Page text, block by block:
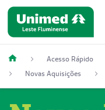
Acesso Rápido
Novas Aquisições